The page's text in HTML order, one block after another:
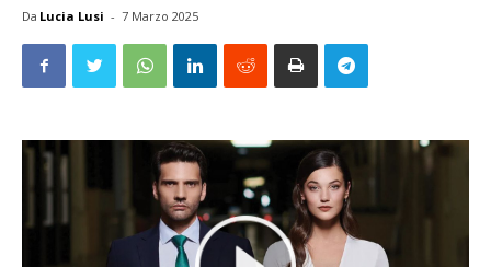
Da Lucia Lusi - 7 Marzo 2025